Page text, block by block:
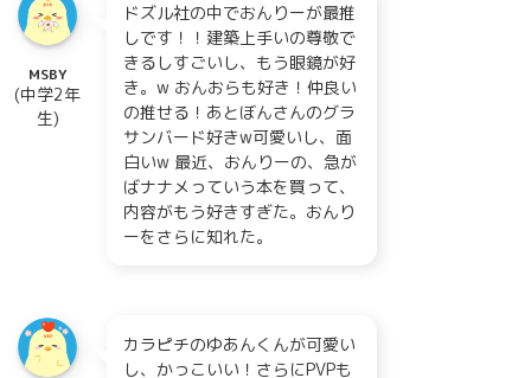
MSBY
(中学2年
生)
ドズル社の中でおんりーが最推
しです！！建築上手いの尊敬で
きるしすごいし、もう眼鏡が好
き。w おんおらも好き！仲良い
の推せる！あとぼんさんのグラ
サンバード好きw可愛いし、面
白いw 最近、おんりーの、急が
ばナナメっていう本を買って、
内容がもう好きすぎた。おんり
ーをさらに知れた。
カラピチのゆあんくんが可愛い
し、かっこいい！さらにPVPも